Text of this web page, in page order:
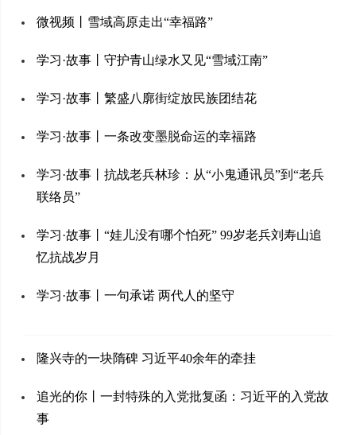
微视频丨雪域高原走出“幸福路”
学习·故事丨守护青山绿水又见“雪域江南”
学习·故事丨繁盛八廓街绽放民族团结花
学习·故事丨一条改变墨脱命运的幸福路
学习·故事丨抗战老兵林珍：从“小鬼通讯员”到“老兵
联络员”
学习·故事丨“娃儿没有哪个怕死” 99岁老兵刘寿山追
忆抗战岁月
学习·故事丨一句承诺 两代人的坚守
隆兴寺的一块隋碑 习近平40余年的牵挂
追光的你丨一封特殊的入党批复函：习近平的入党故
事